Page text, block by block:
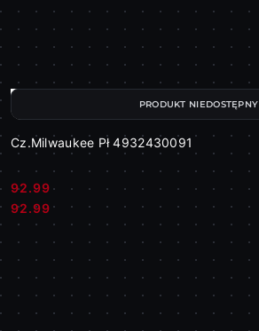
Cz.Milwaukee Pł 4932430091
Cena:
92.99
Cena:
92.99
PRODUKT NIEDOSTĘPNY